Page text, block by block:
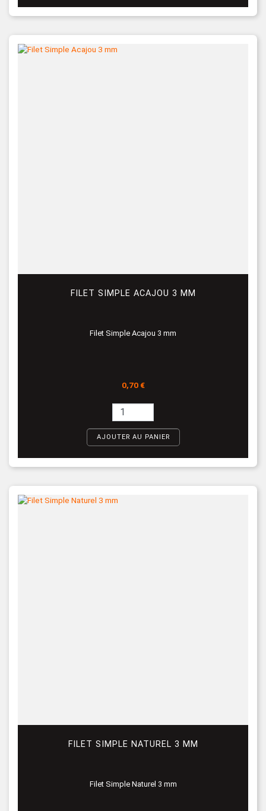
FILET SIMPLE ACAJOU 3 MM
Filet Simple Acajou 3 mm
Prix
0,70 €
AJOUTER AU PANIER
FILET SIMPLE NATUREL 3 MM
Filet Simple Naturel 3 mm